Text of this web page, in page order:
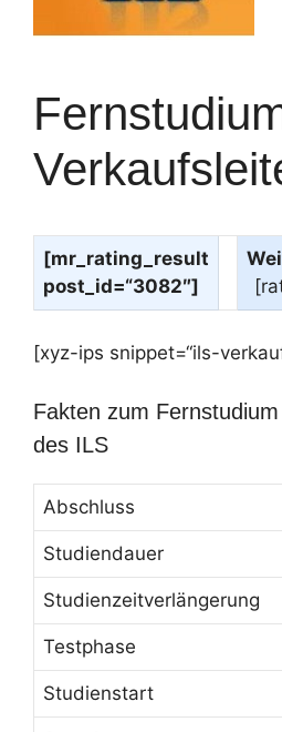
[mr_rating_result
post_id=“3082″]
[xyz-ips snippet=“ils-
Fakten zum
des ILS
Abschluss
Studiendauer
Studienzeitverlängerung
Testphase
Studienstart